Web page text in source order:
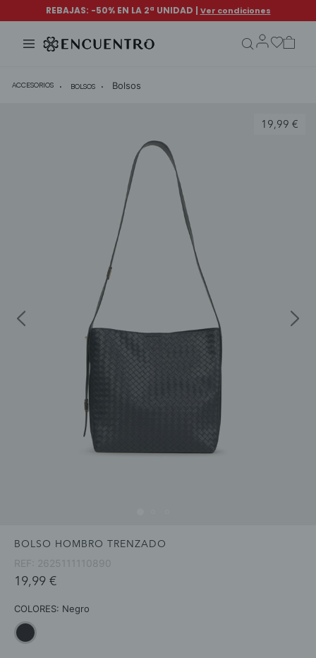
ACCESORIOS BOLSOS Bolsos
19,99 €
BOLSO HOMBRO TRENZADO
REF: 2625111110890
19,99 €
COLORES: Negro